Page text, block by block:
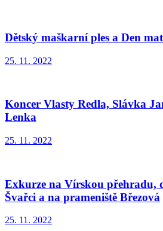
Dětský maškarní ples a Den
25. 11. 2022
Koncer Vlasty Redla, Slávka
Lenka
25. 11. 2022
Exkurze na Vírskou přehradu,
Švařci a na prameniště Březová
25. 11. 2022